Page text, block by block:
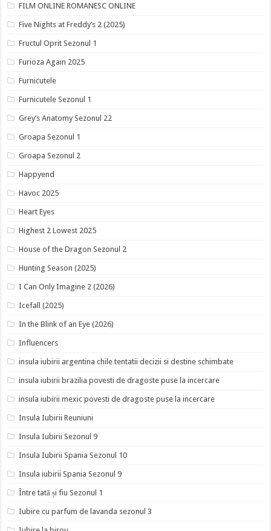
FILM ONLINE ROMANESC ONLINE
Five Nights at Freddy’s 2 (2025)
Fructul Oprit Sezonul 1
Furioza Again 2025
Furnicutele
Furnicutele Sezonul 1
Grey’s Anatomy Sezonul 22
Groapa Sezonul 1
Groapa Sezonul 2
Happyend
Havoc 2025
Heart Eyes
Highest 2 Lowest 2025
House of the Dragon Sezonul 2
Hunting Season (2025)
I Can Only Imagine 2 (2026)
Icefall (2025)
In the Blink of an Eye (2026)
Influencers
insula iubirii argentina chile tentatii decizii si destine schimbate
insula iubirii brazilia povesti de dragoste puse la incercare
insula iubirii mexic povesti de dragoste puse la incercare
Insula Iubirii Reuniuni
Insula Iubirii Sezonul 9
Insula Iubirii Spania Sezonul 10
Insula iubirii Spania Sezonul 9
Între tată și fiu Sezonul 1
Iubire cu parfum de lavanda sezonul 3